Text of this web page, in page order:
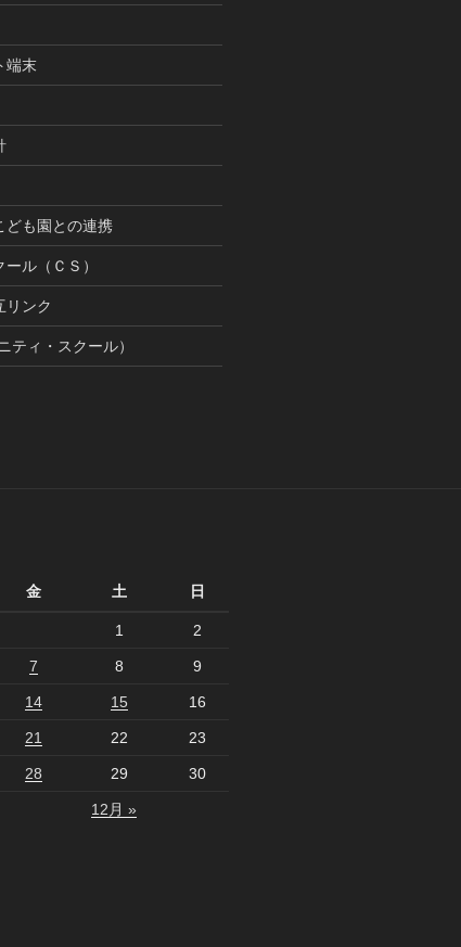
端末
ども園との連携
ル（ＣＳ）
リンク
ティ・スクール）
金 土 日
1 2
7 8 9
14 15 16
21 22 23
28 29 30
12月 »